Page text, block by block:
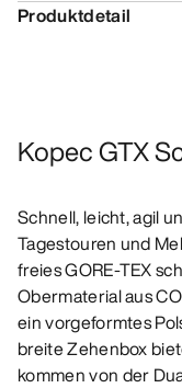
Produktdetail
Kopec GTX
Schnell, leicht, agil
Tagestouren und
freies GORE-TEX
Obermaterial aus
ein vorgeformtes
breite Zehenbox
kommen von der